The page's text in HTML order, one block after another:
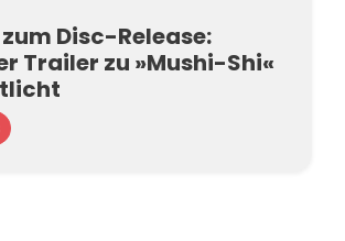
Disc-Release:
Trailer zu »Mushi-Shi«